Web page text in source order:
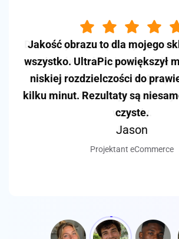
Dostawcy często przesyłają
produktów, które nie spełniają
pikseli Amazona. UltraPic
idealnie do 4K, a moje
wzrosły.
Emily
Fotograf Freelancer